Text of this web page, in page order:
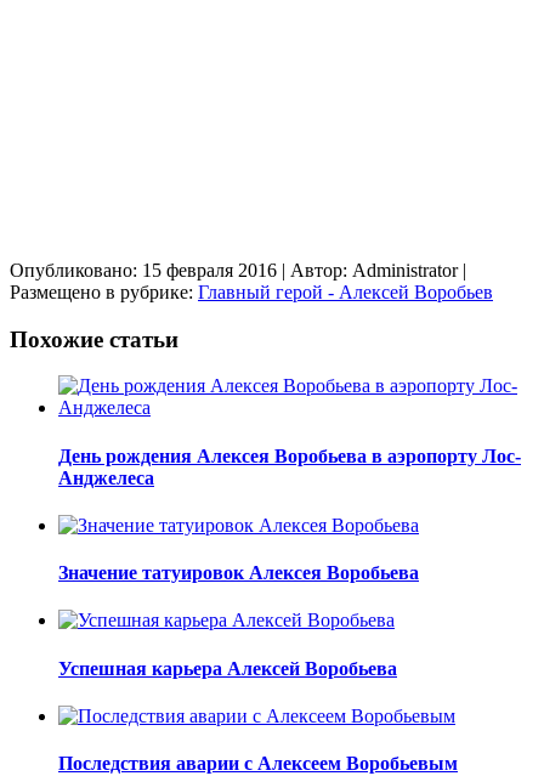
Опубликовано: 15 февраля 2016 | Автор: Administrator |
Размещено в рубрике: Главный герой - Алексей Воробьев
Похожие статьи
День рождения Алексея Воробьева в аэропорту Лос-
Анджелеса
Значение татуировок Алексея Воробьева
Успешная карьера Алексей Воробьева
Последствия аварии с Алексеем Воробьевым